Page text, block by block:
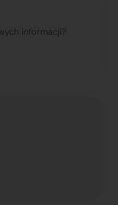
informacji?